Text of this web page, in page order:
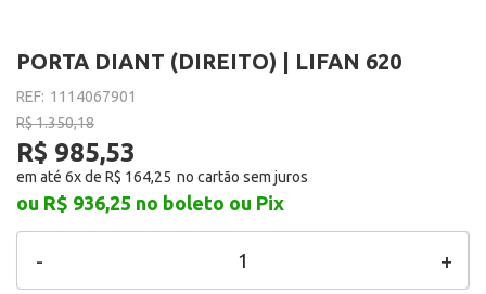
PORTA DIANT (DIREITO) | LIFAN 620
REF: 1114067901
R$ 1.350,18
R$ 985,53
em até 6x de R$ 164,25
ou R$ 936,25 no boleto ou Pix
+
-